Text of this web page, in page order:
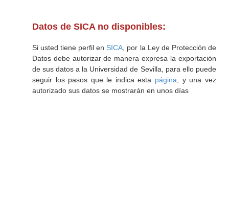
Datos de SICA no disponibles:
Si usted tiene perfil en SICA , por la Ley de Protección de
Datos debe autorizar de manera expresa la exportación
de sus datos a la Universidad de Sevilla, para ello puede
seguir los pasos que le indica esta página , y una vez
autorizado sus datos se mostrarán en unos días